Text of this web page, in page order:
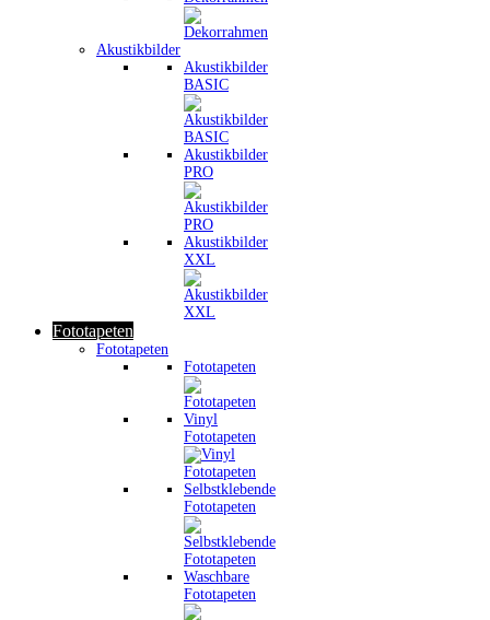
Akustikbilder
Akustikbilder
BASIC
Akustikbilder
PRO
Akustikbilder
XXL
Fototapeten
Fototapeten
Fototapeten
Vinyl
Fototapeten
Selbstklebende
Fototapeten
Waschbare
Fototapeten